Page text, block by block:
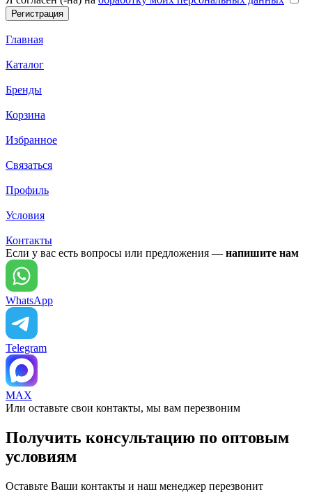
Главная
Каталог
Бренды
Корзина
Избранное
Связаться
Профиль
Условия
Контакты
Если у вас есть вопросы или предложения — напишите нам
WhatsApp
Telegram
MAX
Или оставьте свои контакты, мы вам перезвоним
Получить консультацию по оптовым
условиям
Оставьте Ваши контакты и наш менеджер перезвонит